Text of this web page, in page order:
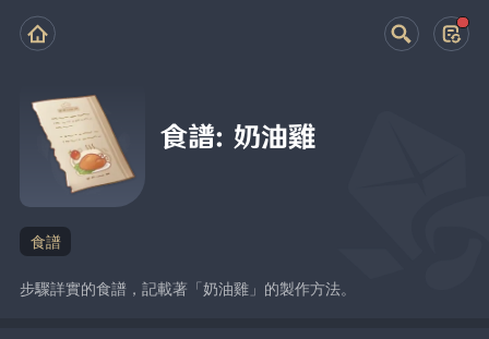
食譜：奶油雞
食譜
步驟詳實的食譜，記載著「奶油雞」的製作方法。